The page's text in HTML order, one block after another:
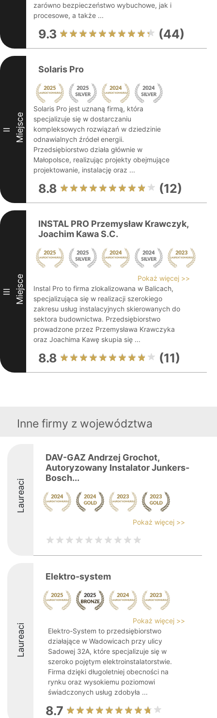
zarówno bezpieczeństwo wybuchowe, jak i
procesowe, a także ...
9.3 (44)
II Miejsce
Solaris Pro
Solaris Pro jest uznaną firmą, która
specjalizuje się w dostarczaniu
kompleksowych rozwiązań w dziedzinie
odnawialnych źródeł energii.
Przedsiębiorstwo działa głównie w
Małopolsce, realizując projekty obejmujące
projektowanie, instalację oraz ...
8.8 (12)
III Miejsce
INSTAL PRO Przemysław Krawczyk,
Joachim Kawa S.C.
Pokaż więcej >>
Instal Pro to firma zlokalizowana w Balicach,
specjalizująca się w realizacji szerokiego
zakresu usług instalacyjnych skierowanych do
sektora budownictwa. Przedsiębiorstwo
prowadzone przez Przemysława Krawczyka
oraz Joachima Kawę skupia się ...
8.8 (11)
Inne firmy z województwa
Laureaci
DAV-GAZ Andrzej Grochot,
Autoryzowany Instalator Junkers-
Bosch...
Pokaż więcej >>
Laureaci
Elektro-system
Pokaż więcej >>
Elektro-System to przedsiębiorstwo
działające w Wadowicach przy ulicy
Sadowej 32A, które specjalizuje się w
szeroko pojętym elektroinstalatorstwie.
Firma dzięki długoletniej obecności na
rynku oraz wysokiemu poziomowi
świadczonych usług zdobyła ...
8.7